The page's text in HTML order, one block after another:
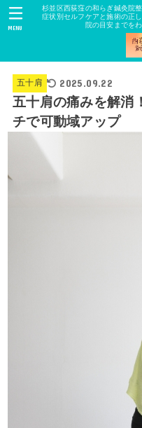
杉並区西荻窪の和らぎ鍼灸院
症状別セルフケアと施術の正
院の目安までを
MENU
五十肩 2025.09.22
五十肩の痛みを解消
チで可動域アップ